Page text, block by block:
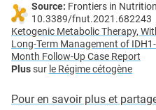
Source: Frontiers in
10.3389/fnut.2021.682243
Ketogenic Metabolic Therapy,
Long-Term Management of
Month Follow-Up Case Report
Plussur le Régime cétogène
Pour en savoir plus et